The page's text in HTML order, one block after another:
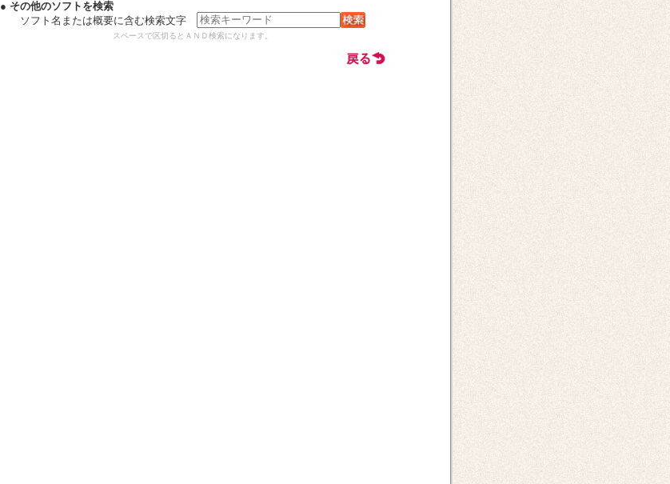
● その他のソフトを検索
ソフト名または概要に含む検索文字
スペースで区切るとＡＮＤ検索になります。